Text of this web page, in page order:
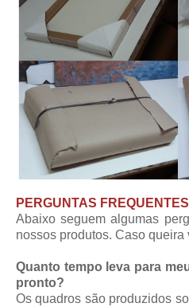
PERGUNTAS FREQUENTES
Abaixo seguem algumas
nossos produtos. Caso queira
Quanto tempo leva para
pronto?
Os quadros são produzidos